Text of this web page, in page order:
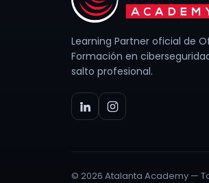
Learning Partner oficial de
Formación en
salto profesional.
© 2026 Atalanta Academy —